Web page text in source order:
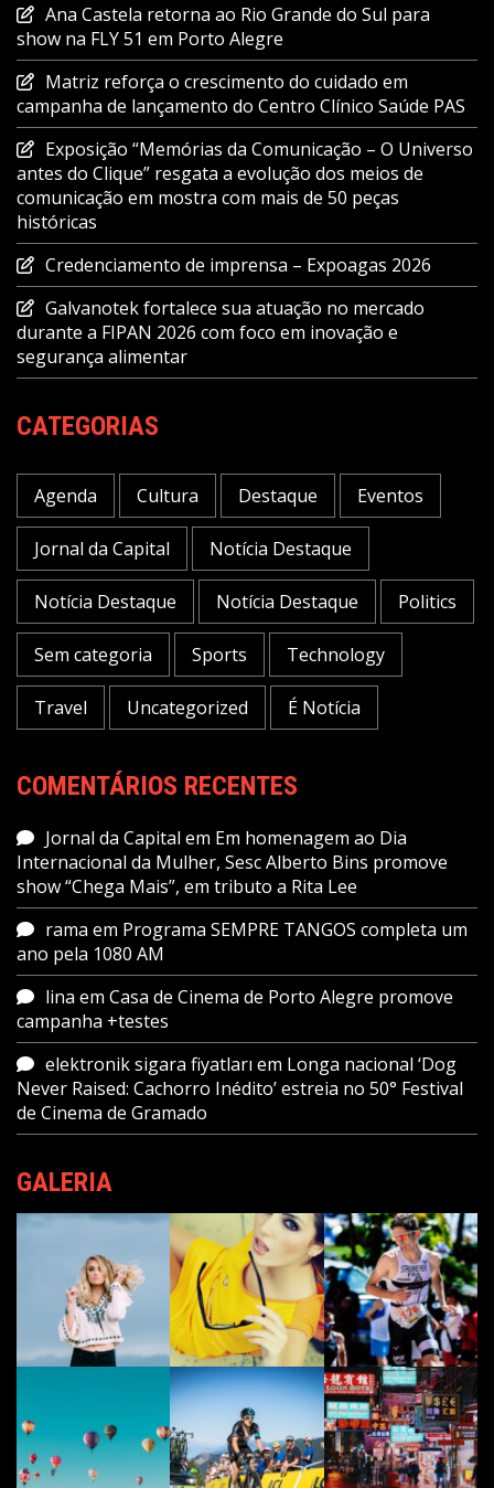
Ana Castela retorna ao Rio Grande do Sul para
show na FLY 51 em Porto Alegre
Matriz reforça o crescimento do cuidado em
campanha de lançamento do Centro Clínico Saúde PAS
Exposição “Memórias da Comunicação – O Universo
antes do Clique” resgata a evolução dos meios de
comunicação em mostra com mais de 50 peças
históricas
Credenciamento de imprensa – Expoagas 2026
Galvanotek fortalece sua atuação no mercado
durante a FIPAN 2026 com foco em inovação e
segurança alimentar
CATEGORIAS
Agenda Cultura Destaque Eventos
Jornal da Capital Notícia Destaque
Notícia Destaque Notícia Destaque Politics
Sem categoria Sports Technology
Travel Uncategorized É Notícia
COMENTÁRIOS RECENTES
Jornal da Capital em Em homenagem ao Dia
Internacional da Mulher, Sesc Alberto Bins promove
show “Chega Mais”, em tributo a Rita Lee
rama em Programa SEMPRE TANGOS completa um
ano pela 1080 AM
lina em Casa de Cinema de Porto Alegre promove
campanha +testes
elektronik sigara fiyatları em Longa nacional ‘Dog
Never Raised: Cachorro Inédito’ estreia no 50° Festival
de Cinema de Gramado
GALERIA